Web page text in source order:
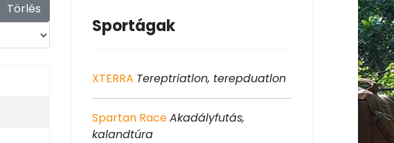
Törlés
Sportágak
XTERRA Tereptriatlon, terepduatlon
Spartan RaceAkadályfutás,
kalandtúra